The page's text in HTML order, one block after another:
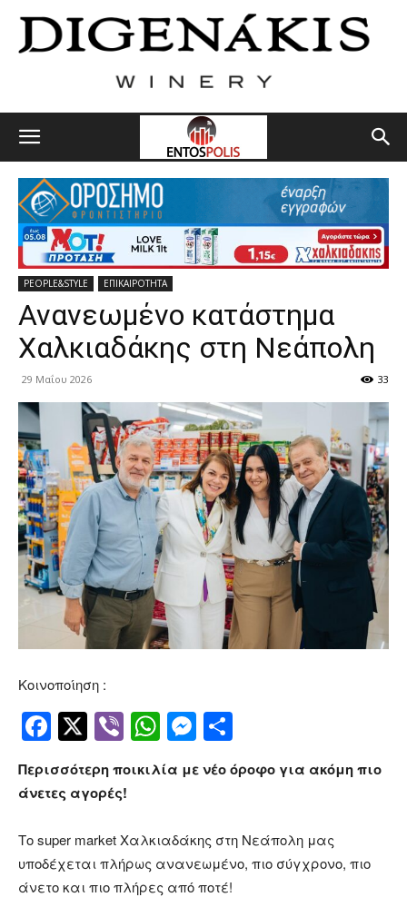
PEOPLE&STYLE ΕΠΙΚΑΙΡΟΤΗΤΑ
Ανανεωμένο κατάστημα
Χαλκιαδάκης στη Νεάπολη
29 Μαΐου 2026 33
Κοινοποίηση :
Facebook
Twitter
ViberWhatsApp
Messenger
Περισσότερη ποικιλία με νέο όροφο για ακόμη πιο
άνετες αγορές!
Το super market Χαλκιαδάκης στη Νεάπολη μας
υποδέχεται πλήρως ανανεωμένο, πιο σύγχρονο, πιο
άνετο και πιο πλήρες από ποτέ!